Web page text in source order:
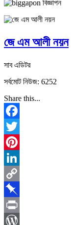
জে এম আলী নয়ন
সাব এডিটর
সর্বমোট নিউজ: 6252
Share this...
Facebook
Twitter
Pinterest
LinkedIn
Copy
Link
Pinboard
Print